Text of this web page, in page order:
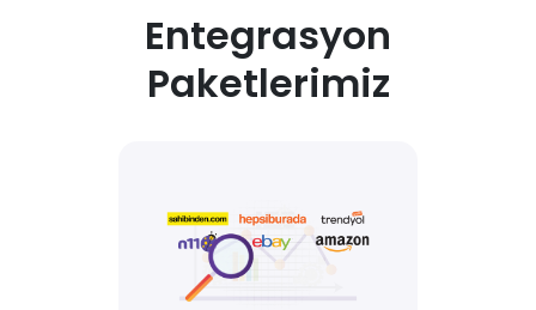
Entegrasyon
Paketlerimiz